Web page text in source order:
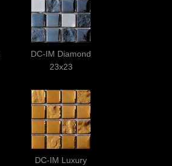
DC-IM Diamond
23x23
DC-IM Luxury